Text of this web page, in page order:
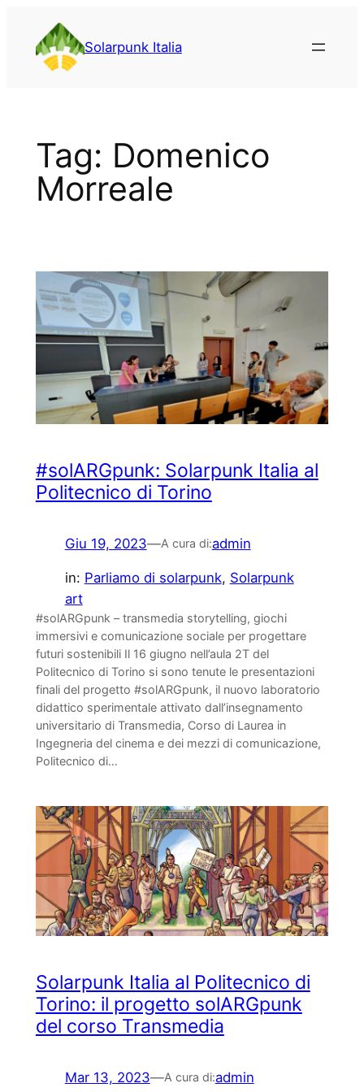
contenuto
Solarpunk Italia
Tag: Domenico
Morreale
#solARGpunk: Solarpunk Italia al
Politecnico di Torino
Giu 19, 2023—A cura di:admin
in: Parliamo di solarpunk, Solarpunk
art
#solARGpunk – transmedia storytelling, giochi
immersivi e comunicazione sociale per progettare
futuri sostenibili Il 16 giugno nell’aula 2T del
Politecnico di Torino si sono tenute le presentazioni
finali del progetto #solARGpunk, il nuovo laboratorio
didattico sperimentale attivato dall’insegnamento
universitario di Transmedia, Corso di Laurea in
Ingegneria del cinema e dei mezzi di comunicazione,
Politecnico di…
Solarpunk Italia al Politecnico di
Torino: il progetto solARGpunk
del corso Transmedia
Mar 13, 2023—A cura di:admin